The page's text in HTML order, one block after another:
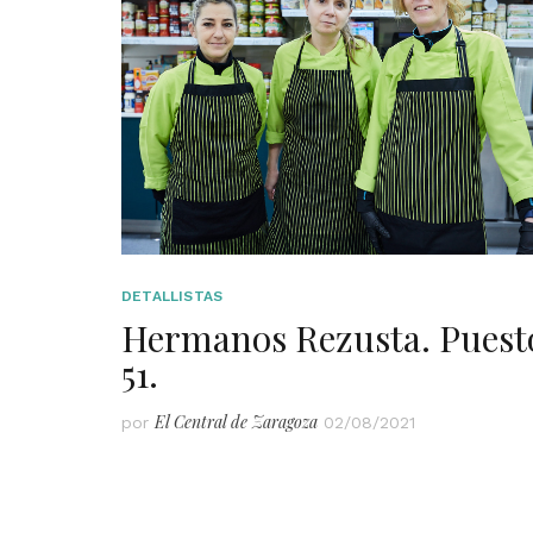
DETALLISTAS
Hermanos Rezusta.
51.
por El Central de Zaragoza 02/08/2021